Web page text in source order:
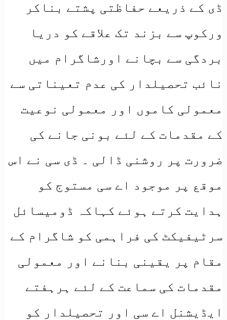
ڈی کے ذریعے حفاظتی پشتے بناکر
ورکوپ سے بزند تک علاقے کو دریا
بردگی سے بچانے اورشاگرام میں
نائب تحصیلدار کی عدم تعیناتی سے
معمولی کاموں اور معمولی نوعیت
کے مقدمات کے لئے بونی جانے کی
ضرورت پر روشنی ڈالی ۔ ڈی سی نے اس
موقع پر موجود اے سی مستوج کو
ہدایت کرتے ہوئے کہاکہ ڈومیسائل
سرٹیفیکٹ کی فراہمی کو شاگرام کے
مقام پر یقینی بنانے اور معمولی
مقدمات کی سماعت کے لئے ہرہفتے
ایڈیشنل اے سی اور تحصیلدار کو